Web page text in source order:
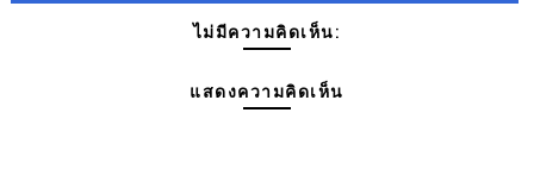
ไม่มีความคิดเห็น:
แสดงความคิดเห็น